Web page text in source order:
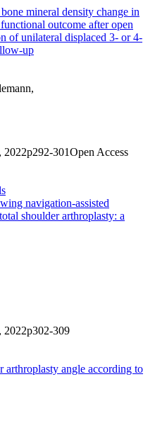
mineral density change in
outcome after open
of unilateral displaced 3- or 4-
up
301Open Access
navigation-assisted
shoulder arthroplasty: a
2022p302-309
arthroplasty angle according to